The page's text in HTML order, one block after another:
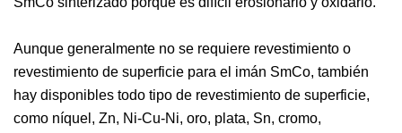
Aunque generalmente no se requiere revestimiento o
revestimiento de superficie para el imán SmCo, también
hay disponibles todo tipo de revestimiento de superficie,
como níquel, Zn, Ni-Cu-Ni, oro, plata, Sn, cromo,